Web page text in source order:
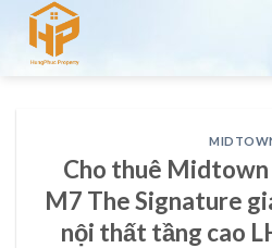
Skip
content
Cho thuê
M7 The Signature
nội thất tầng cao